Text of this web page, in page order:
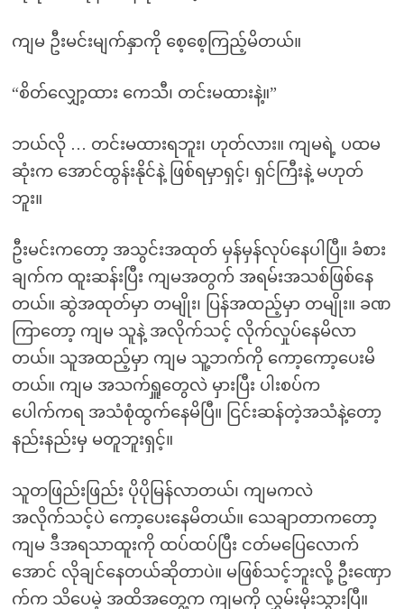
ကျမ ဦးမင်းမျက်နှာကို စေ့စေ့ကြည့်မိတယ်။
“စိတ်လျှော့ထား ကေသီ၊ တင်းမထားနဲ့။”
ဘယ်လို … တင်းမထားရဘူး၊ ဟုတ်လား။ ကျမရဲ့ ပထမ
ဆုံးက အောင်ထွန်းနိုင်နဲ့ ဖြစ်ရမှာရှင့်၊ ရှင်ကြီးနဲ့ မဟုတ်
ဘူး။
ဦးမင်းကတော့ အသွင်းအထုတ် မှန်မှန်လုပ်နေပါပြီ။ ခံစား
ချက်က ထူးဆန်းပြီး ကျမအတွက် အရမ်းအသစ်ဖြစ်နေ
တယ်။ ဆွဲအထုတ်မှာ တမျိုး၊ ပြန်အထည့်မှာ တမျိုး။ ခဏ
ကြာတော့ ကျမ သူနဲ့ အလိုက်သင့် လိုက်လှုပ်နေမိလာ
တယ်။ သူအထည့်မှာ ကျမ သူ့ဘက်ကို ကော့ကော့ပေးမိ
တယ်။ ကျမ အသက်ရှူတွေလဲ မှားပြီး ပါးစပ်က
ပေါက်ကရ အသံစုံထွက်နေမိပြီ။ ငြင်းဆန်တဲ့အသံနဲ့တော့
နည်းနည်းမှ မတူဘူးရှင့်။
သူတဖြည်းဖြည်း ပိုပိုမြန်လာတယ်၊ ကျမကလဲ
အလိုက်သင့်ပဲ ကော့ပေးနေမိတယ်။ သေချာတာကတော့
ကျမ ဒီအရသာထူးကို ထပ်ထပ်ပြီး ငတ်မပြေလောက်
အောင် လိုချင်နေတယ်ဆိုတာပဲ။ မဖြစ်သင့်ဘူးလို့ ဦးဏှော
က်က သိပေမဲ့ အထိအတွေ့က ကျမကို လွှမ်းမိုးသွားပြီ။